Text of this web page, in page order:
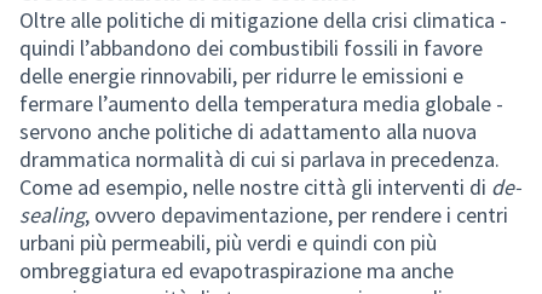
Oltre alle politiche di mitigazione della crisi climatica -
quindi l’abbandono dei combustibili fossili in favore
delle energie rinnovabili, per ridurre le emissioni e
fermare l’aumento della temperatura media globale -
servono anche politiche di adattamento alla nuova
drammatica normalità di cui si parlava in precedenza.
Come ad esempio, nelle nostre città gli interventi di de-
sealing, ovvero depavimentazione, per rendere i centri
urbani più permeabili, più verdi e quindi con più
ombreggiatura ed evapotraspirazione ma anche